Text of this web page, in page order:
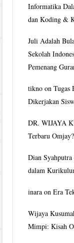
Informatika
dan Koding &
Juli Adalah
Sekolah
Pemenang
tikno onTugas
Dikerjakan
DR. WIJAYA
Terbaru
Dian Syahputra
dalam
inara onEra
Wijaya
Mimpi: Kisah